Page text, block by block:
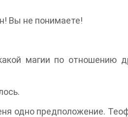
Вы не понимаете!
магии по отношению
одно предположение.